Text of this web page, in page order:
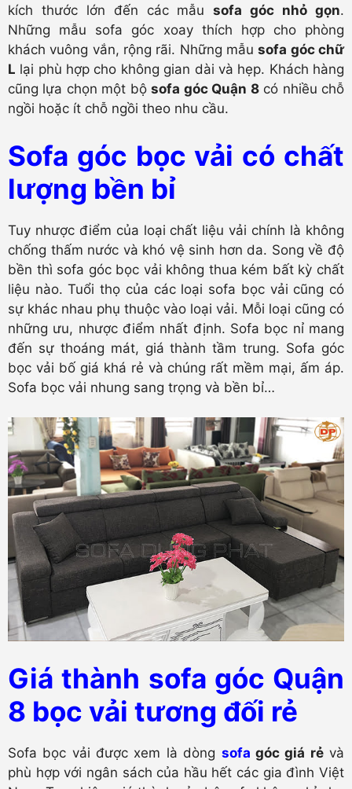
kích thước lớn đến các mẫusofa góc nhỏ gọn.
Những mẫu sofa góc xoay thích hợp cho phòng
khách vuông vắn, rộng rãi. Những mẫusofa góc chữ
L lại phù hợp cho không gian dài và hẹp. Khách hàng
cũng lựa chọn một bộsofa góc Quận 8có nhiều chỗ
ngồi hoặc ít chỗ ngồi theo nhu cầu.
Sofa góc bọc vải có chất
lượng bền bỉ
Tuy nhược điểm của loại chất liệu vải chính là không
chống thấm nước và khó vệ sinh hơn da. Song về độ
bền thì sofa góc bọc vải không thua kém bất kỳ chất
liệu nào. Tuổi thọ của các loại sofa bọc vải cũng có
sự khác nhau phụ thuộc vào loại vải. Mỗi loại cũng có
những ưu, nhược điểm nhất định. Sofa bọc nỉ mang
đến sự thoáng mát, giá thành tầm trung. Sofa góc
bọc vải bố giá khá rẻ và chúng rất mềm mại, ấm áp.
Sofa bọc vải nhung sang trọng và bền bỉ…
Giá thành sofa góc Quận
8 bọc vải tương đối rẻ
Sofa bọc vải được xem là dòng sofa góc giá rẻvà
phù hợp với ngân sách của hầu hết các gia đình Việt